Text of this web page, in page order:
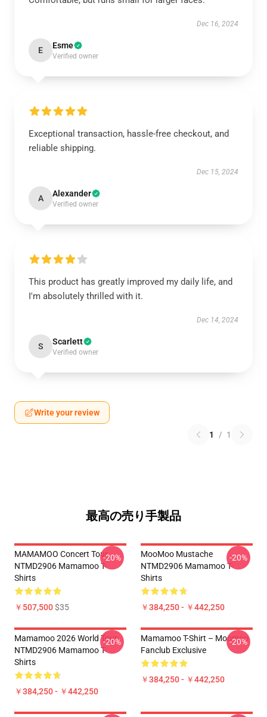
Dec 16, 2024
E Esme
Verified owner
Exceptional transaction, hassle-free checkout, and
reliable shipping.
Dec 15, 2024
A Alexander
Verified owner
This product has greatly improved my daily life, and
I'm absolutely thrilled with it.
Dec 14, 2024
S Scarlett
Verified owner
Write your review
1 / 1
最高の売り手製品
MAMAMOO Concert Tour
NTMD2906 Mamamoo T-
Shirts
￥507,500$35
-20%
MooMoo Mustache
NTMD2906 Mamamoo T-
Shirts
￥384,250 - ￥442,250
-20%
Mamamoo 2026 World Tour
NTMD2906 Mamamoo T-
Shirts
￥384,250 - ￥442,250
-20%
Mamamoo T-Shirt – Moomoo
Fanclub Exclusive
￥384,250 - ￥442,250
-20%